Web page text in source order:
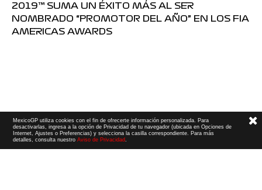
2019™ SUMA UN ÉXITO MÁS AL SER
NOMBRADO “PROMOTOR DEL AÑO” EN LOS FIA
AMERICAS AWARDS
MexicoGP utiliza cookies con el fin de ofrecerte información personalizada. Para
desactivarlas, ingresa a la opción de Privacidad de tu navegador (ubicada en Opciones de
Internet, Ajustes o Preferencias) y selecciona la casilla correspondiente. Para más
detalles, consulta nuestroAviso de Privacidad.